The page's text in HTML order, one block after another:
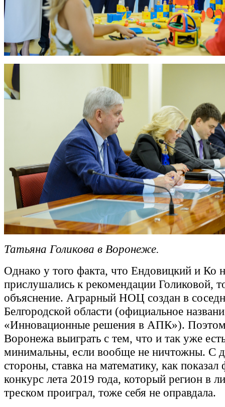
Татьяна Голикова в Воронеже.
Однако у того факта, что Ендовицкий и Ко
прислушались к рекомендации Голиковой,
объяснение. Аграрный НОЦ создан в
Белгородской области (официальное
«Инновационные решения в АПК»).
Воронежа выиграть с тем, что и так уже
минимальны, если вообще не ничтожны. С
стороны, ставка на математику, как
конкурс лета 2019 года, который регион в
треском проиграл, тоже себя не оправдала.